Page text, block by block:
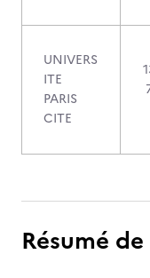
UNIVERS
ITE
PARIS
CITE
Résumé